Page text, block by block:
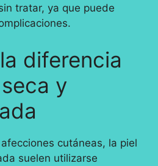
tratar, ya que puede
diferencia
y
cutáneas, la piel
suelen utilizarse